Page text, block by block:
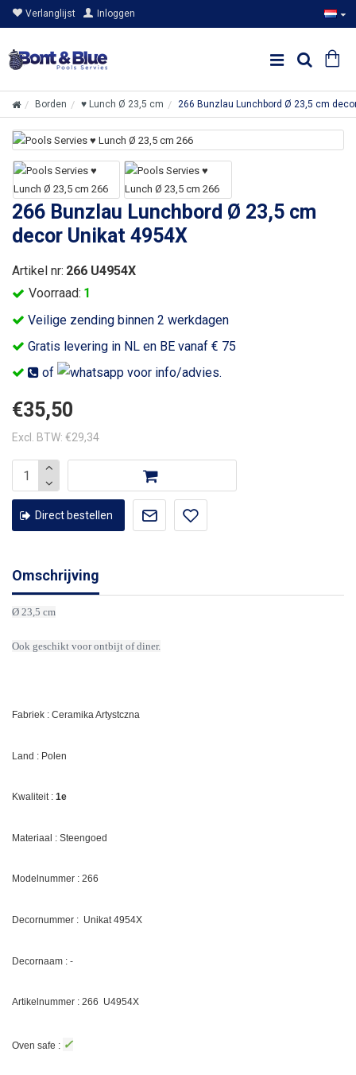
Verlanglijst Inloggen
Borden ♥ Lunch Ø 23,5 cm 266 Bunzlau Lunchbord Ø 23,5 cm
266 Bunzlau Lunchbord Ø 23,5 cm
decor Unikat 4954X
Veilige zending binnen 2 werkdagen
Gratis levering in NL en BE vanaf € 75
of
voor info/advies.
Voorraad: 1
Artikel nr: 266 U4954X
€35,50
Excl. BTW: €29,34
Direct bestellen
Omschrijving
Ø 23,5 cm
Ook geschikt voor ontbijt of diner.
Fabriek : Ceramika Artystczna
Land : Polen
Kwaliteit : 1e
Materiaal : Steengoed
Modelnummer : 266
Decornummer : Unikat 4954X
Decornaam : -
Artikelnummer : 266 U4954X
Oven safe : ✓